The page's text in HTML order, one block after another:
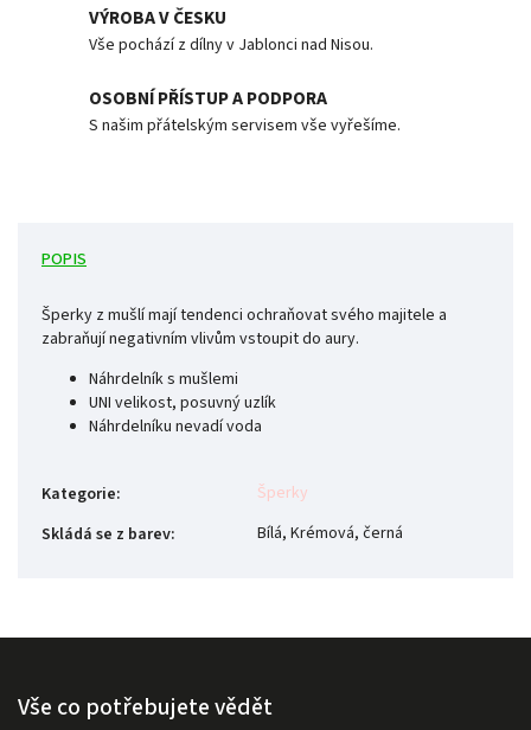
VÝROBA V ČESKU
Vše pochází z dílny v Jablonci nad Nisou.
OSOBNÍ PŘÍSTUP A PODPORA
S našim přátelským servisem vše vyřešíme.
POPIS
Šperky z mušlí mají tendenci ochraňovat svého majitele a
zabraňují negativním vlivům vstoupit do aury.
Náhrdelník s mušlemi
UNI velikost, posuvný uzlík
Náhrdelníku nevadí voda
Kategorie:
Šperky
Skládá se z barev: Bílá, Krémová, černá
Vše co potřebujete vědět